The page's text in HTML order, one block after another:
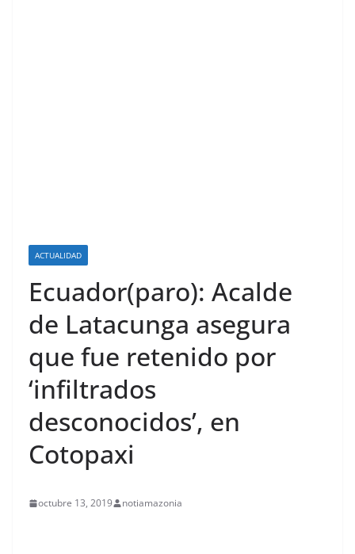
ACTUALIDAD
Ecuador(paro): Acalde
de Latacunga asegura
que fue retenido por
‘infiltrados
desconocidos’, en
Cotopaxi
octubre 13, 2019 notiamazonia